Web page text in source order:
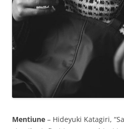
Mentiune – Hideyuki Katagiri,